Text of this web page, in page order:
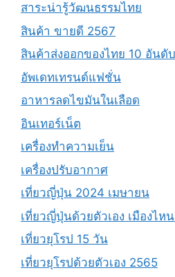
สาระน่ารู้วัฒนธรรมไทย
สินค้า ขายดี 2567
สินค้าส่งออกของไทย 10 อันดั
อัพเดทเทรนด์แฟชั่น
อาหารลดไขมันในเลือด
อินเทอร์เน็ต
เครื่องทำความเย็น
เครื่องปรับอากาศ
เที่ยวญี่ปุ่น 2024 เมษายน
เที่ยวญี่ปุ่นด้วยตัวเอง เมืองไห
เที่ยวยุโรป 15 วัน
เที่ยวยุโรปด้วยตัวเอง 2565